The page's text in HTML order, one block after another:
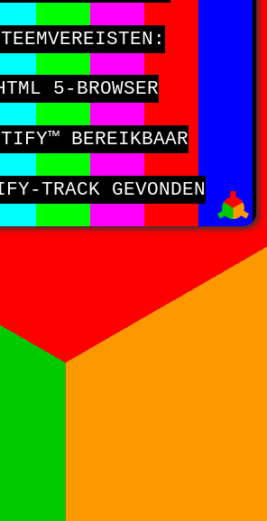
5-BROWSER
BEREIKBAAR
TRACK GEVONDEN